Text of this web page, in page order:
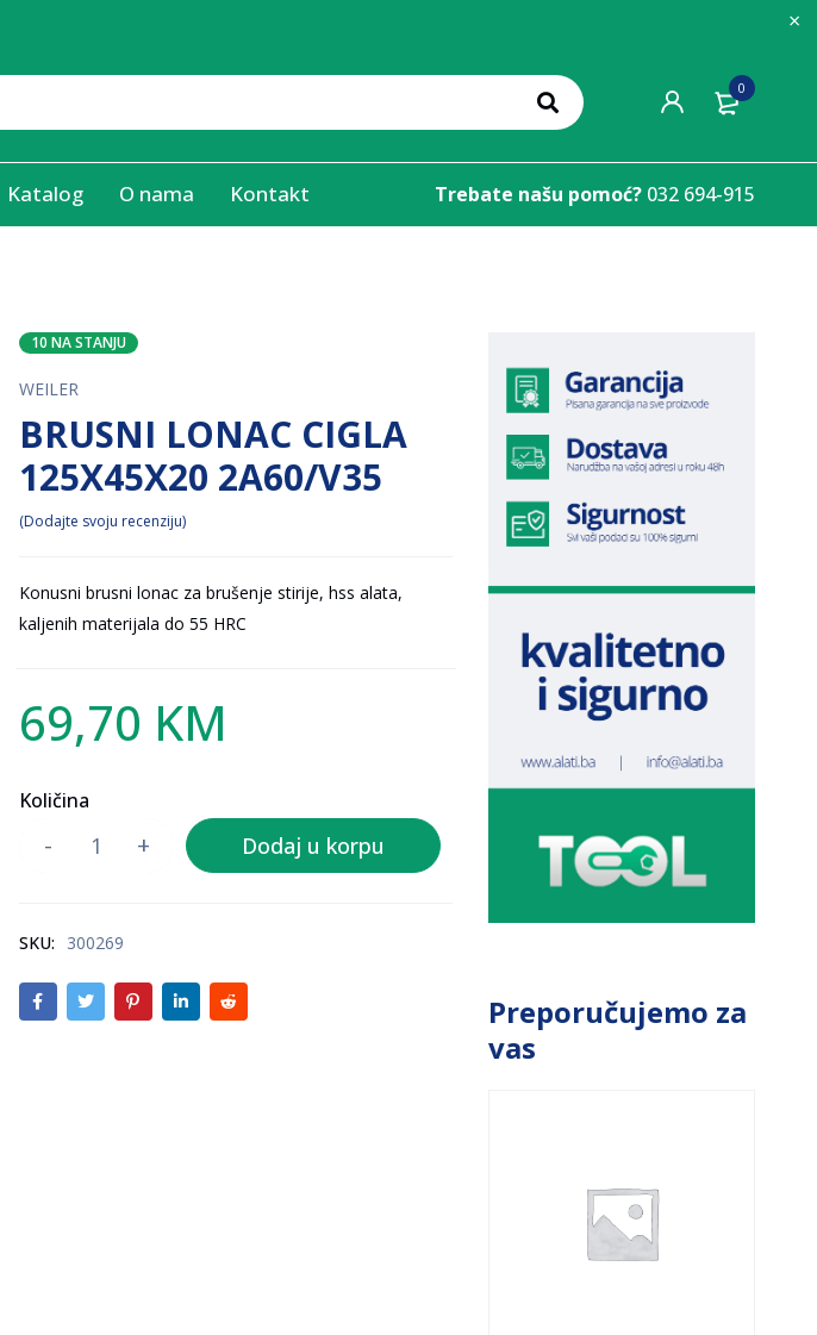
0
Katalog O nama Kontakt Trebate našu pomoć? 032 694-915
10 NA STANJU
WEILER
BRUSNI LONAC CIGLA
125X45X20 2A60/V35
Dodajte svoju recenziju
Konusni brusni lonac za brušenje stirije, hss alata,
kaljenih materijala do 55 HRC
69,70 KM
Količina
Dodaj u korpu
SKU: 300269
Preporučujemo za
vas